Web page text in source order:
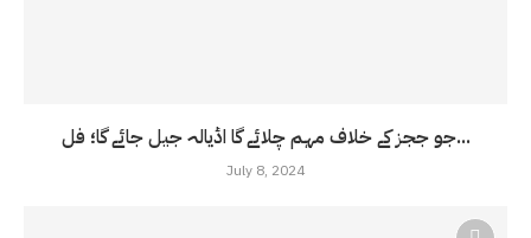
جو ججز کے خلاف مہم چلائے گا اڈیالہ جیل جائے گا؛ فل...
July 8, 2024